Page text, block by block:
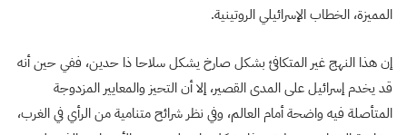
المميزة، الخطاب الإسرائيلي الروتينية.
إن هذا النهج غير المتكافئ بشكل صارخ يشكل سلاحا ذا حدين، ففي حين أنه
قد يخدم إسرائيل على المدى القصير، إلا أن التحيز والمعايير المزدوجة
المتأصلة فيه واضحة أمام العالم، وفي نظر شرائح متنامية من الرأي في الغرب،